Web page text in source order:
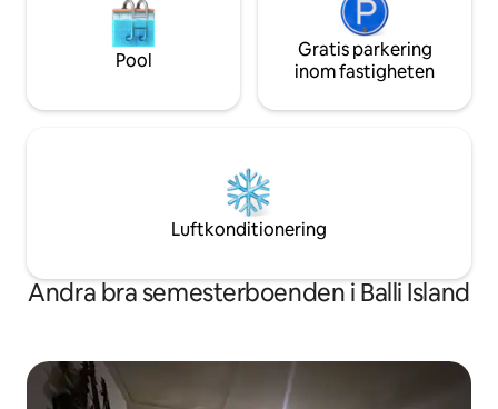
Pool
Gratis parkering
inom fastigheten
Luftkonditionering
Andra bra semesterboenden i Balli Island